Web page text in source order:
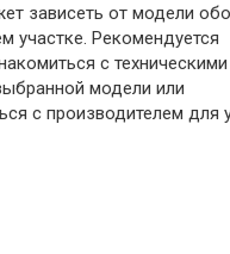
зависеть от модели
участке. Рекомендуется
с техническими
модели или
с производителем для